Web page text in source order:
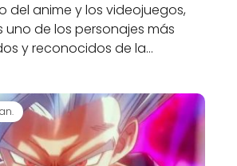
del anime y los videojuegos,
uno de los personajes más
y reconocidos de la…